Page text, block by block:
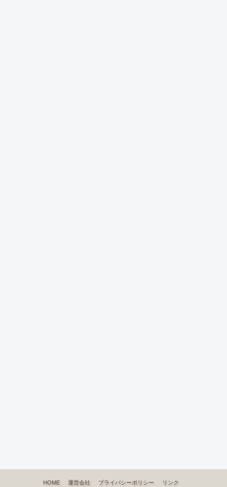
HOME 運営会社 プライバシーポリシー リンク